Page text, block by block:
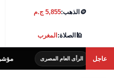
🪙 الذهب:5,855 ج.م
🕌الصلاة:المغرب
عاجل
الرأى العام المصرى مؤشرات سوق العمل تتحسن.. 274